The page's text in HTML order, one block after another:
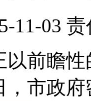
11-03 责
以前瞻
，市政